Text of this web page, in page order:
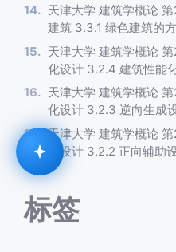
天津大学 建筑学概论
建筑 3.3.1 绿色建筑的
天津大学 建筑学概论
化设计 3.2.4 建筑性能
天津大学 建筑学概论
化设计 3.2.3 逆向生成
天津大学 建筑学概论
化设计 3.2.2 正向辅助
标签